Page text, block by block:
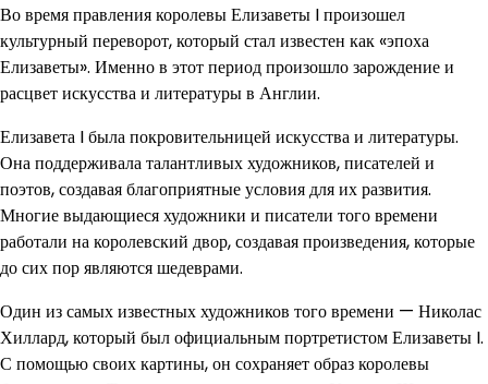
Во время правления королевы Елизаветы I произошел
культурный переворот, который стал известен как «эпоха
Елизаветы». Именно в этот период произошло зарождение и
расцвет искусства и литературы в Англии.
Елизавета I была покровительницей искусства и литературы.
Она поддерживала талантливых художников, писателей и
поэтов, создавая благоприятные условия для их развития.
Многие выдающиеся художники и писатели того времени
работали на королевский двор, создавая произведения, которые
до сих пор являются шедеврами.
Один из самых известных художников того времени — Николас
Хиллард, который был официальным портретистом Елизаветы I.
С помощью своих картины, он сохраняет образ королевы